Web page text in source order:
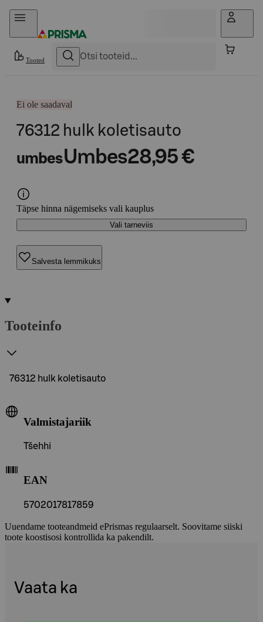
Otse sisu juurde
Tooted
Ei ole saadaval
76312 hulk koletisauto
umbesUmbes28,95 €
Täpse hinna nägemiseks vali kauplus
Vali tarneviis
Salvesta lemmikuks
Tooteinfo
76312 hulk koletisauto
Valmistajariik
Tšehhi
EAN
5702017817859
Uuendame tooteandmeid ePrismas regulaarselt. Soovitame siiski
toote koostisosi kontrollida ka pakendilt.
Vaata ka